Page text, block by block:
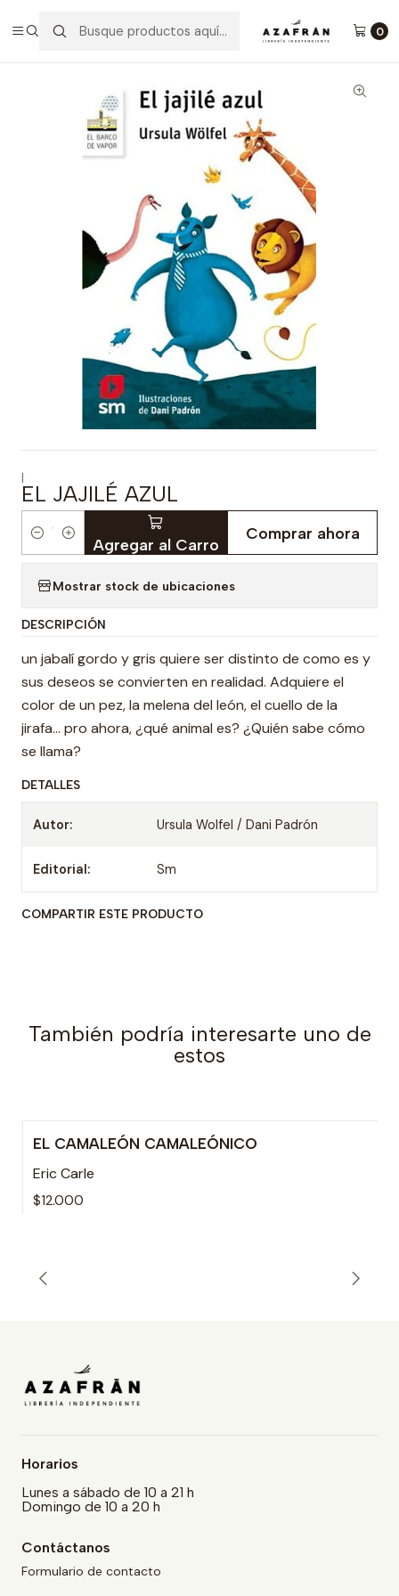
0
El Jajilé Azul
|
EL JAJILÉ AZUL
Cantidad Agregar al Carro
Comprar ahora
Mostrar stock de ubicaciones
DESCRIPCIÓN
un jabalí gordo y gris quiere ser distinto de como es y
sus deseos se convierten en realidad. Adquiere el
color de un pez, la melena del león, el cuello de la
jirafa... pro ahora, ¿qué animal es? ¿Quién sabe cómo
se llama?
DETALLES
Autor: Ursula Wolfel / Dani Padrón
Editorial: Sm
COMPARTIR ESTE PRODUCTO
También podría interesarte uno de
estos
EL CAMALEÓN CAMALEÓNICO
Eric Carle
$12.000
Horarios
Lunes a sábado de 10 a 21 h
Domingo de 10 a 20 h
Contáctanos
Formulario de contacto